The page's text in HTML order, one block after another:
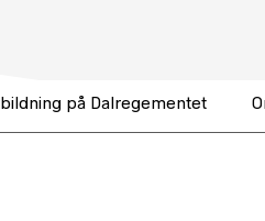
på Dalregementet